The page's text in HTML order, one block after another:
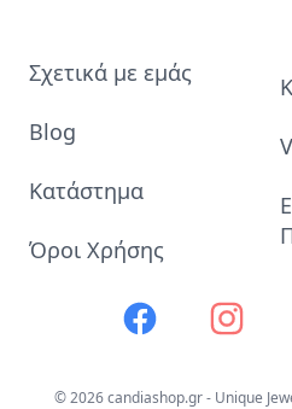
Σχετικά με εμάς
Blog
Κατάστημα
Όροι Χρήσης
Facebook
© 2026 candiashop.gr - Unique